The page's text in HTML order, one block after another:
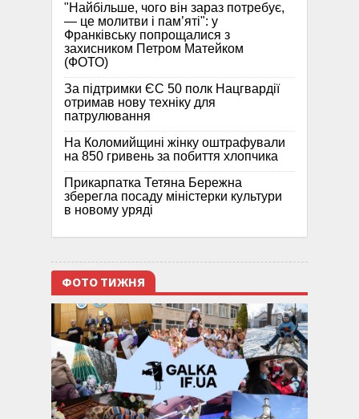
"Найбільше, чого він зараз потребує,
— це молитви і пам’яті": у
Франківську попрощалися з
захисником Петром Матейком
(ФОТО)
За підтримки ЄС 50 полк Нацгвардії
отримав нову техніку для
патрулювання
На Коломийщині жінку оштрафували
на 850 гривень за побиття хлопчика
Прикарпатка Тетяна Бережна
зберегла посаду міністерки культури
в новому уряді
ФОТО ТИЖНЯ